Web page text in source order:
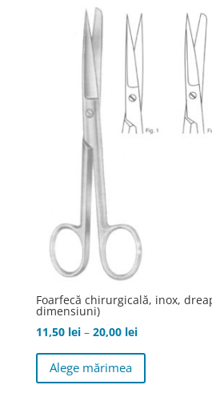
20,00 lei
Opțiunile
pagina
Foarfecă chirurgicală, inox,
dimensiuni)
11,50 lei – 20,00 leiInterval
de
11,50 lei
Alege mărimea
Acest
are